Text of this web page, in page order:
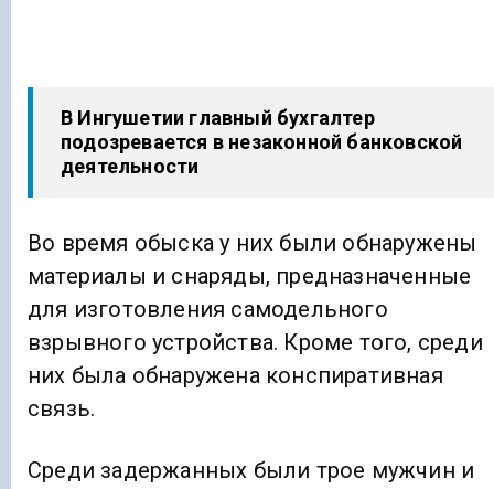
В Ингушетии главный бухгалтер
подозревается в незаконной банковской
деятельности
Во время обыска у них были обнаружены
материалы и снаряды, предназначенные
для изготовления самодельного
взрывного устройства. Кроме того, среди
них была обнаружена конспиративная
связь.
Среди задержанных были трое мужчин и